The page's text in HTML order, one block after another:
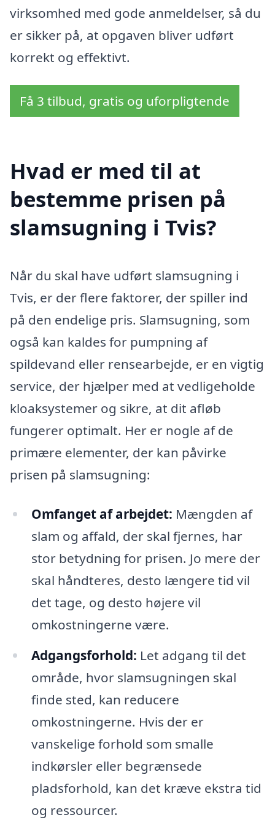
virksomhed med gode anmeldelser, så du
er sikker på, at opgaven bliver udført
korrekt og effektivt.
Få 3 tilbud, gratis og uforpligtende
Hvad er med til at
bestemme prisen på
slamsugning i Tvis?
Når du skal have udført slamsugning i
Tvis, er der flere faktorer, der spiller ind
på den endelige pris. Slamsugning, som
også kan kaldes for pumpning af
spildevand eller rensearbejde, er en vigtig
service, der hjælper med at vedligeholde
kloaksystemer og sikre, at dit afløb
fungerer optimalt. Her er nogle af de
primære elementer, der kan påvirke
prisen på slamsugning:
Omfanget af arbejdet: Mængden af
slam og affald, der skal fjernes, har
stor betydning for prisen. Jo mere der
skal håndteres, desto længere tid vil
det tage, og desto højere vil
omkostningerne være.
Adgangsforhold: Let adgang til det
område, hvor slamsugningen skal
finde sted, kan reducere
omkostningerne. Hvis der er
vanskelige forhold som smalle
indkørsler eller begrænsede
pladsforhold, kan det kræve ekstra tid
og ressourcer.